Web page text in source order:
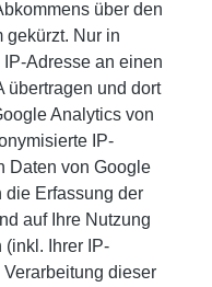
über den
gekürzt. Nur in
Adresse an einen
übertragen und dort
Analytics von
IP-
Daten von Google
die Erfassung der
auf Ihre Nutzung
Ihrer IP-
dieser